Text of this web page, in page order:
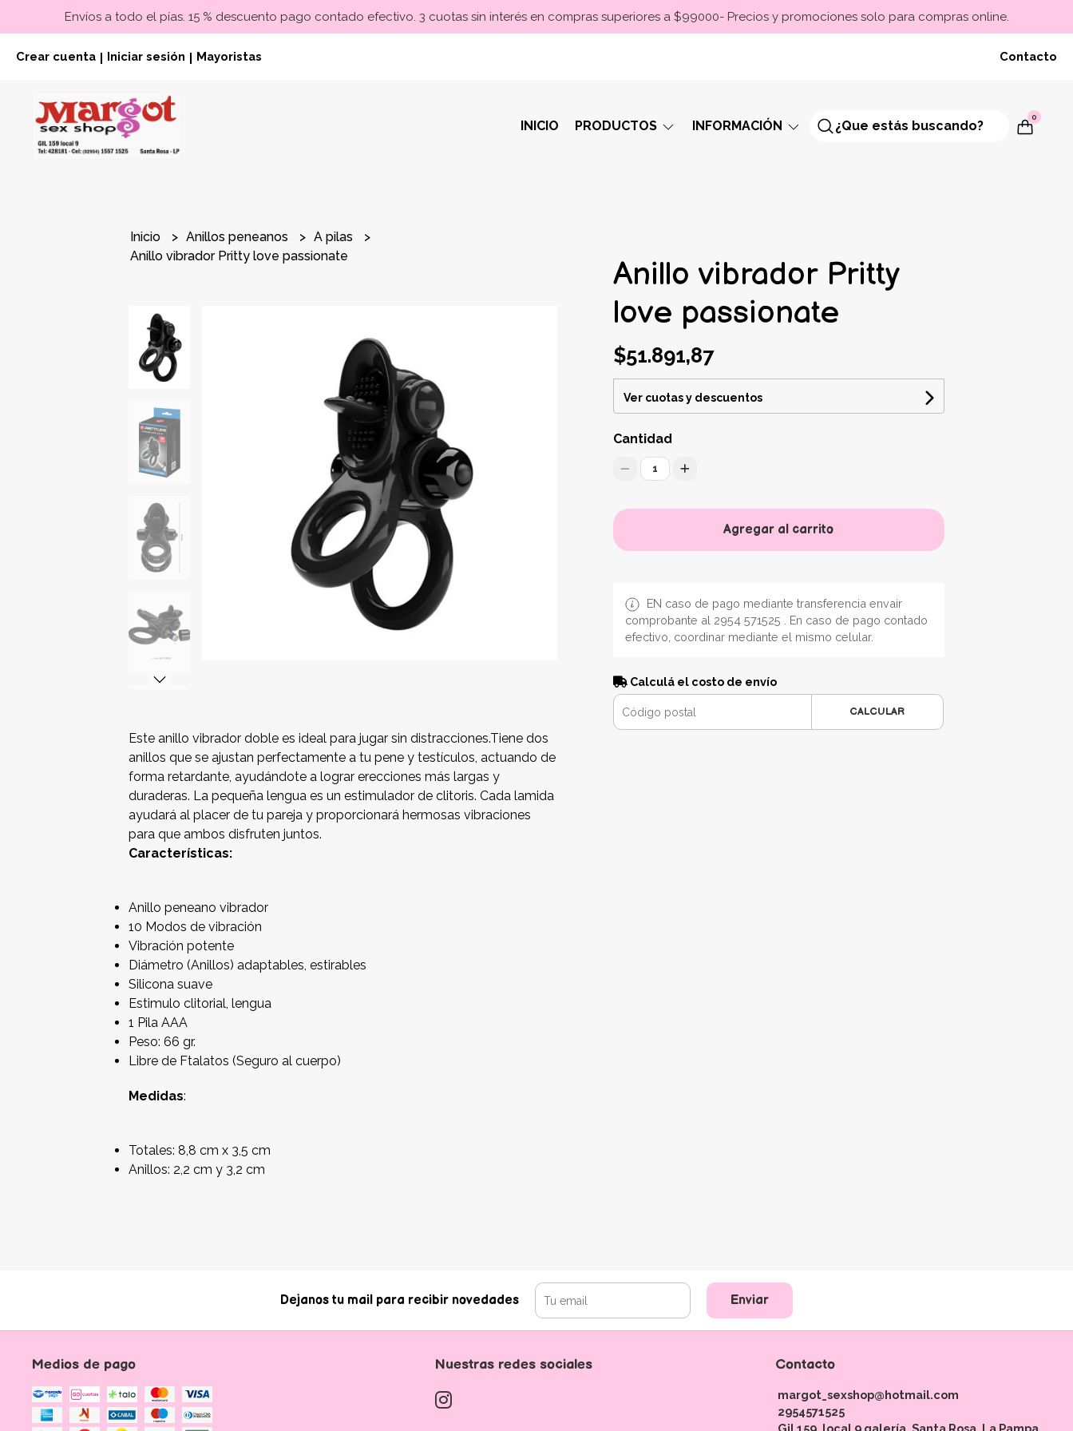
Envíos a todo el pías. 15 % descuento pago contado efectivo. 3 cuotas sin interés en compras superiores a $99000- Precios y promociones solo para compras online.
Crear cuenta Iniciar sesión Mayoristas Contacto
INICIO PRODUCTOS INFORMACIÓN
0
Inicio Anillos peneanos
A pilas
Anillo vibrador Pritty love passionate
Este anillo vibrador doble es ideal para jugar sin distracciones.Tiene dos
anillos que se ajustan perfectamente a tu pene y testículos, actuando de
forma retardante, ayudándote a lograr erecciones más largas y
duraderas. La pequeña lengua es un estimulador de clitoris. Cada lamida
ayudará al placer de tu pareja y proporcionará hermosas vibraciones
para que ambos disfruten juntos.
Características:
Anillo peneano vibrador
10 Modos de vibración
Vibración potente
Diámetro (Anillos) adaptables, estirables
Silicona suave
Estimulo clitorial, lengua
1 Pila AAA
Peso: 66 gr.
Libre de Ftalatos (Seguro al cuerpo)
Medidas:
Totales: 8,8 cm x 3,5 cm
Anillos: 2,2 cm y 3,2 cm
Anillo vibrador Pritty
love passionate
$51.891,87
Ver cuotas y descuentos
Cantidad
1
Agregar al carrito
EN caso de pago mediante transferencia envair
comprobante al 2954 571525 . En caso de pago contado
efectivo, coordinar mediante el mismo celular.
Calculá el costo de envío
CALCULAR
Dejanos tu mail para recibir novedades Enviar
Medios de pago Nuestras redes sociales Contacto
margot_sexshop@hotmail.com
2954571525
Gil 159, local 9 galería. Santa Rosa, La Pampa